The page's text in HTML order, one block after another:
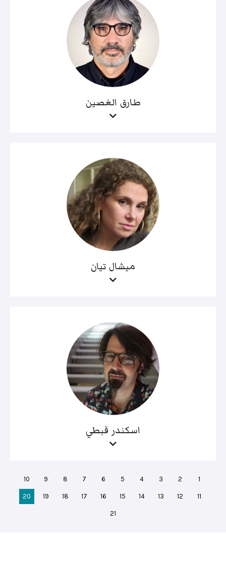
طارق الغصين
ميشال تيان
اسكندر قبطي
1
2
3
4
5
6
7
8
9
10
11
12
13
14
15
16
17
18
19
20
21